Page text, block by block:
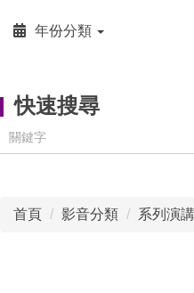
年份分類
快速搜尋
首頁 影音分類 系列演講